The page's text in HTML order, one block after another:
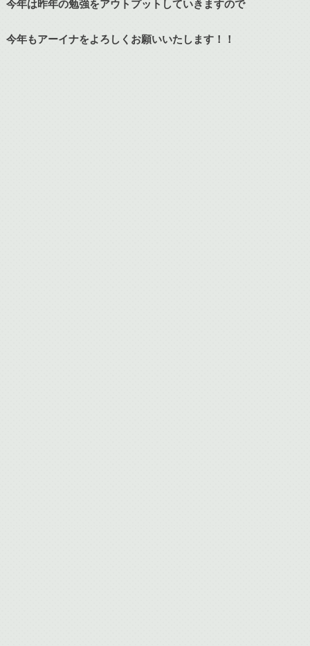
今年は昨年の勉強をアウトプットしていきますので
今年もアーイナをよろしくお願いいたします！！